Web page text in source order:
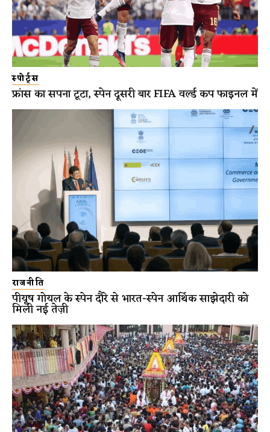
स्पोर्ट्स
फ्रांस का सपना टूटा, स्पेन दूसरी बार FIFA वर्ल्ड कप फाइनल में
राजनीति
पीयूष गोयल के स्पेन दौरे से भारत-स्पेन आर्थिक साझेदारी को
मिली नई तेज़ी